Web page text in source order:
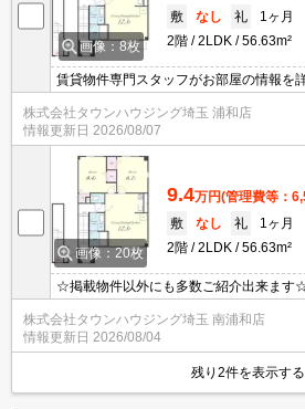
画像：8枚
敷
なし 礼
1ヶ月
2階
2LDK 56.63m²
賃貸物件専門スタッフがお部屋の情報を
お問合わせはタウンハウジング浦和店ま
株式会社タウンハウジング埼玉 浦和店
情報更新日 2026/08/07
画像：20枚
9.4万円(管理費等：
敷
なし 礼
1ヶ月
2階
2LDK 56.63m²
☆掲載物件以外にも多数ご紹介出来ます
お探しさせて頂きます♪
株式会社タウンハウジング埼玉 南浦和店
情報更新日 2026/08/04
残り2件を表示する